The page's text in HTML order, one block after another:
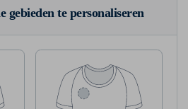
gebieden te personaliseren